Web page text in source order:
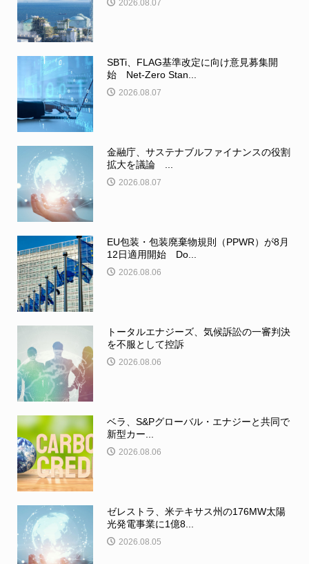
2026.08.07
SBTi、FLAG基準改定に向け意見募集開
始 Net-Zero Stan...
2026.08.07
金融庁、サステナブルファイナンスの役割
拡大を議論 ...
2026.08.07
EU包装・包装廃棄物規則（PPWR）が8月
12日適用開始 Do...
2026.08.06
トータルエナジーズ、気候訴訟の一審判決
を不服として控訴
2026.08.06
ベラ、S&Pグローバル・エナジーと共同で
新型カー...
2026.08.06
ゼレストラ、米テキサス州の176MW太陽
光発電事業に1億8...
2026.08.05